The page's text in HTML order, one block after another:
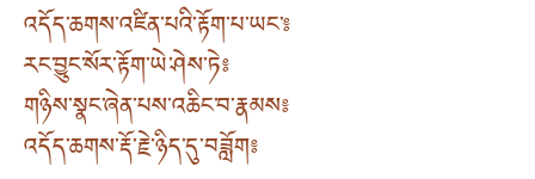
འདོད་ཆགས་འཛིན་པའི་རྟོག་པ་ཡང་༔
རང་བྱུང་སོར་རྟོག་ཡེ་ཤེས་ཏེ༔
གཉིས་སྣང་ཞེན་པས་འཆིང་བ་རྣམས༔
འདོད་ཆགས་རྡོ་རྗེ་ཉིད་དུ་བཟློག༔